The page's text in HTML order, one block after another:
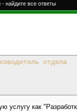
найдите все ответы
отдела
услугу как